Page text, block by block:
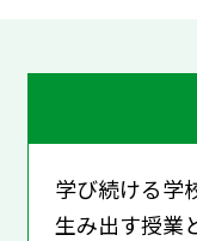
学び続ける学
生み出す授業